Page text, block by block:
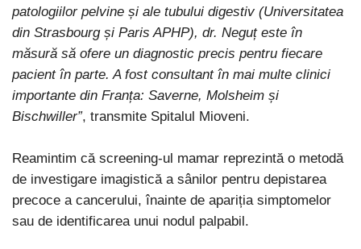
patologiilor pelvine și ale tubului digestiv (Universitatea
din Strasbourg și Paris APHP), dr. Neguț este în
măsură să ofere un diagnostic precis pentru fiecare
pacient în parte. A fost consultant în mai multe clinici
importante din Franța: Saverne, Molsheim și
Bischwiller”, transmite Spitalul Mioveni.
Reamintim că screening-ul mamar reprezintă o metodă
de investigare imagistică a sânilor pentru depistarea
precoce a cancerului, înainte de apariția simptomelor
sau de identificarea unui nodul palpabil.